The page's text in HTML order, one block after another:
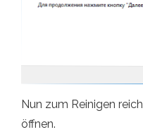
Nun zum Reinigen
öffnen.